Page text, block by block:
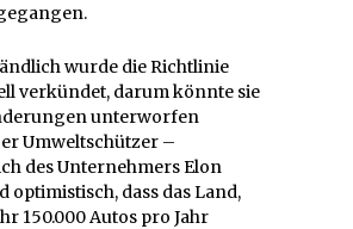
wurde die Richtlinie
verkündet, darum könnte sie
unterworfen
Umweltschützer –
des Unternehmers Elon
optimistisch, dass das Land,
150.000 Autos pro Jahr